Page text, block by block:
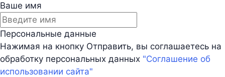
Ваше имя
Персональные данные
Нажимая на кнопку Отправить, вы соглашаетесь на
обработку персональных данных "Соглашение об
использовании сайта"